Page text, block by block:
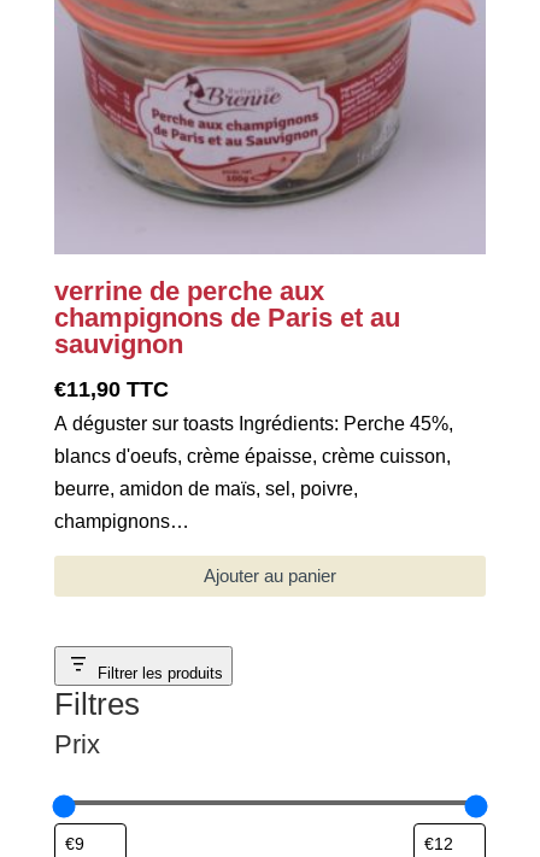
verrine de perche aux
champignons de Paris et au
sauvignon
€11,90 TTC
A déguster sur toasts Ingrédients: Perche 45%,
blancs d'oeufs, crème épaisse, crème cuisson,
beurre, amidon de maïs, sel, poivre,
champignons…
Ajouter au panier
Filtrer les produits
Filtres
Prix